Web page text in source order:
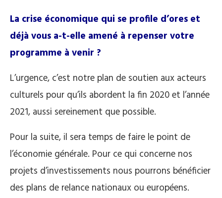
La crise économique qui se profile d’ores et
déjà vous a-t-elle amené à repenser votre
programme à venir ?
L’urgence, c’est notre plan de soutien aux acteurs
culturels pour qu’ils abordent la fin 2020 et l’année
2021, aussi sereinement que possible.
Pour la suite, il sera temps de faire le point de
l’économie générale. Pour ce qui concerne nos
projets d’investissements nous pourrons bénéficier
des plans de relance nationaux ou européens.